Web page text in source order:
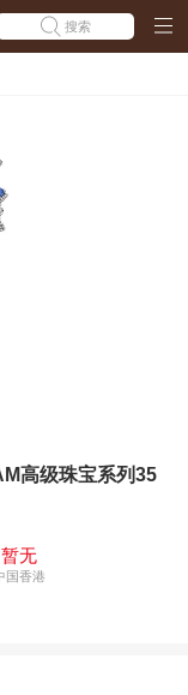
搜索
高级珠宝系列35
暂无
国香港